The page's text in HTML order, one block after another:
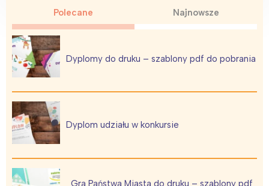
Polecane Najnowsze
Dyplomy do druku – szablony pdf do pobrania
Dyplom udziału w konkursie
Gra Państwa Miasta do druku – szablony pdf